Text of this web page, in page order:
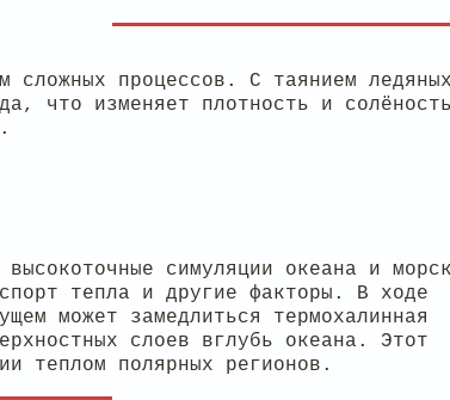
сложных процессов. С таянием
что изменяет плотность и
симуляции океана и
тепла и другие факторы. В ходе
может замедлиться термохалинная
слоев вглубь океана. Этот
теплом полярных регионов.